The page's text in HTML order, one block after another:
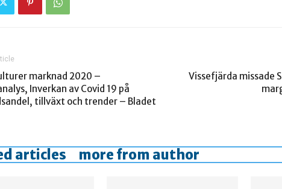
marknad 2020 –
Inverkan av Covid 19 på
tillväxt och trender – Bladet
Vissefjärda missade
articles more from author